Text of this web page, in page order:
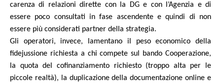
carenza di relazioni dirette con la DG e con l’Agenzia e di
essere poco consultati in fase ascendente e quindi di non
essere più considerati partner della strategia.
Gli operatori, invece, lamentano il peso economico della
fidejussione richiesta a chi compete sul bando Cooperazione,
la quota del cofinanziamento richiesto (troppo alta per le
piccole realtà), la duplicazione della documentazione online e